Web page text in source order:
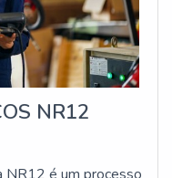
NR12